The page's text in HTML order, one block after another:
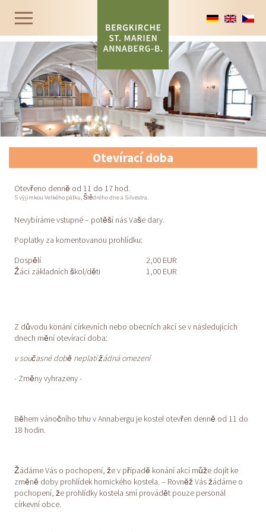
Otevírací doba
Otevřeno denně od 11 do 17 hod.
S výjimkou Velkého pátku, Štědrého dne a Silvestra.
Nevybíráme vstupné – potěší nás Vaše dary.
Poplatky za komentovanou prohlídku:
Dospělí
Žáci základních škol/děti
2,00 EUR
1,00 EUR
Z důvodu konání církevních nebo obecních akcí se v následujících
dnech mění otevírací doba:
v současné době neplatí žádná omezení
- Změny vyhrazeny -
Během vánočního trhu v Annabergu je kostel otevřen denně od 11 do
18 hodin.
Žádáme Vás o pochopení, že v případě konání akcí může dojít ke
změně doby prohlídek hornického kostela. – Rovněž Vás žádáme o
pochopení, že prohlídky kostela smí provádět pouze personál
církevní obce.